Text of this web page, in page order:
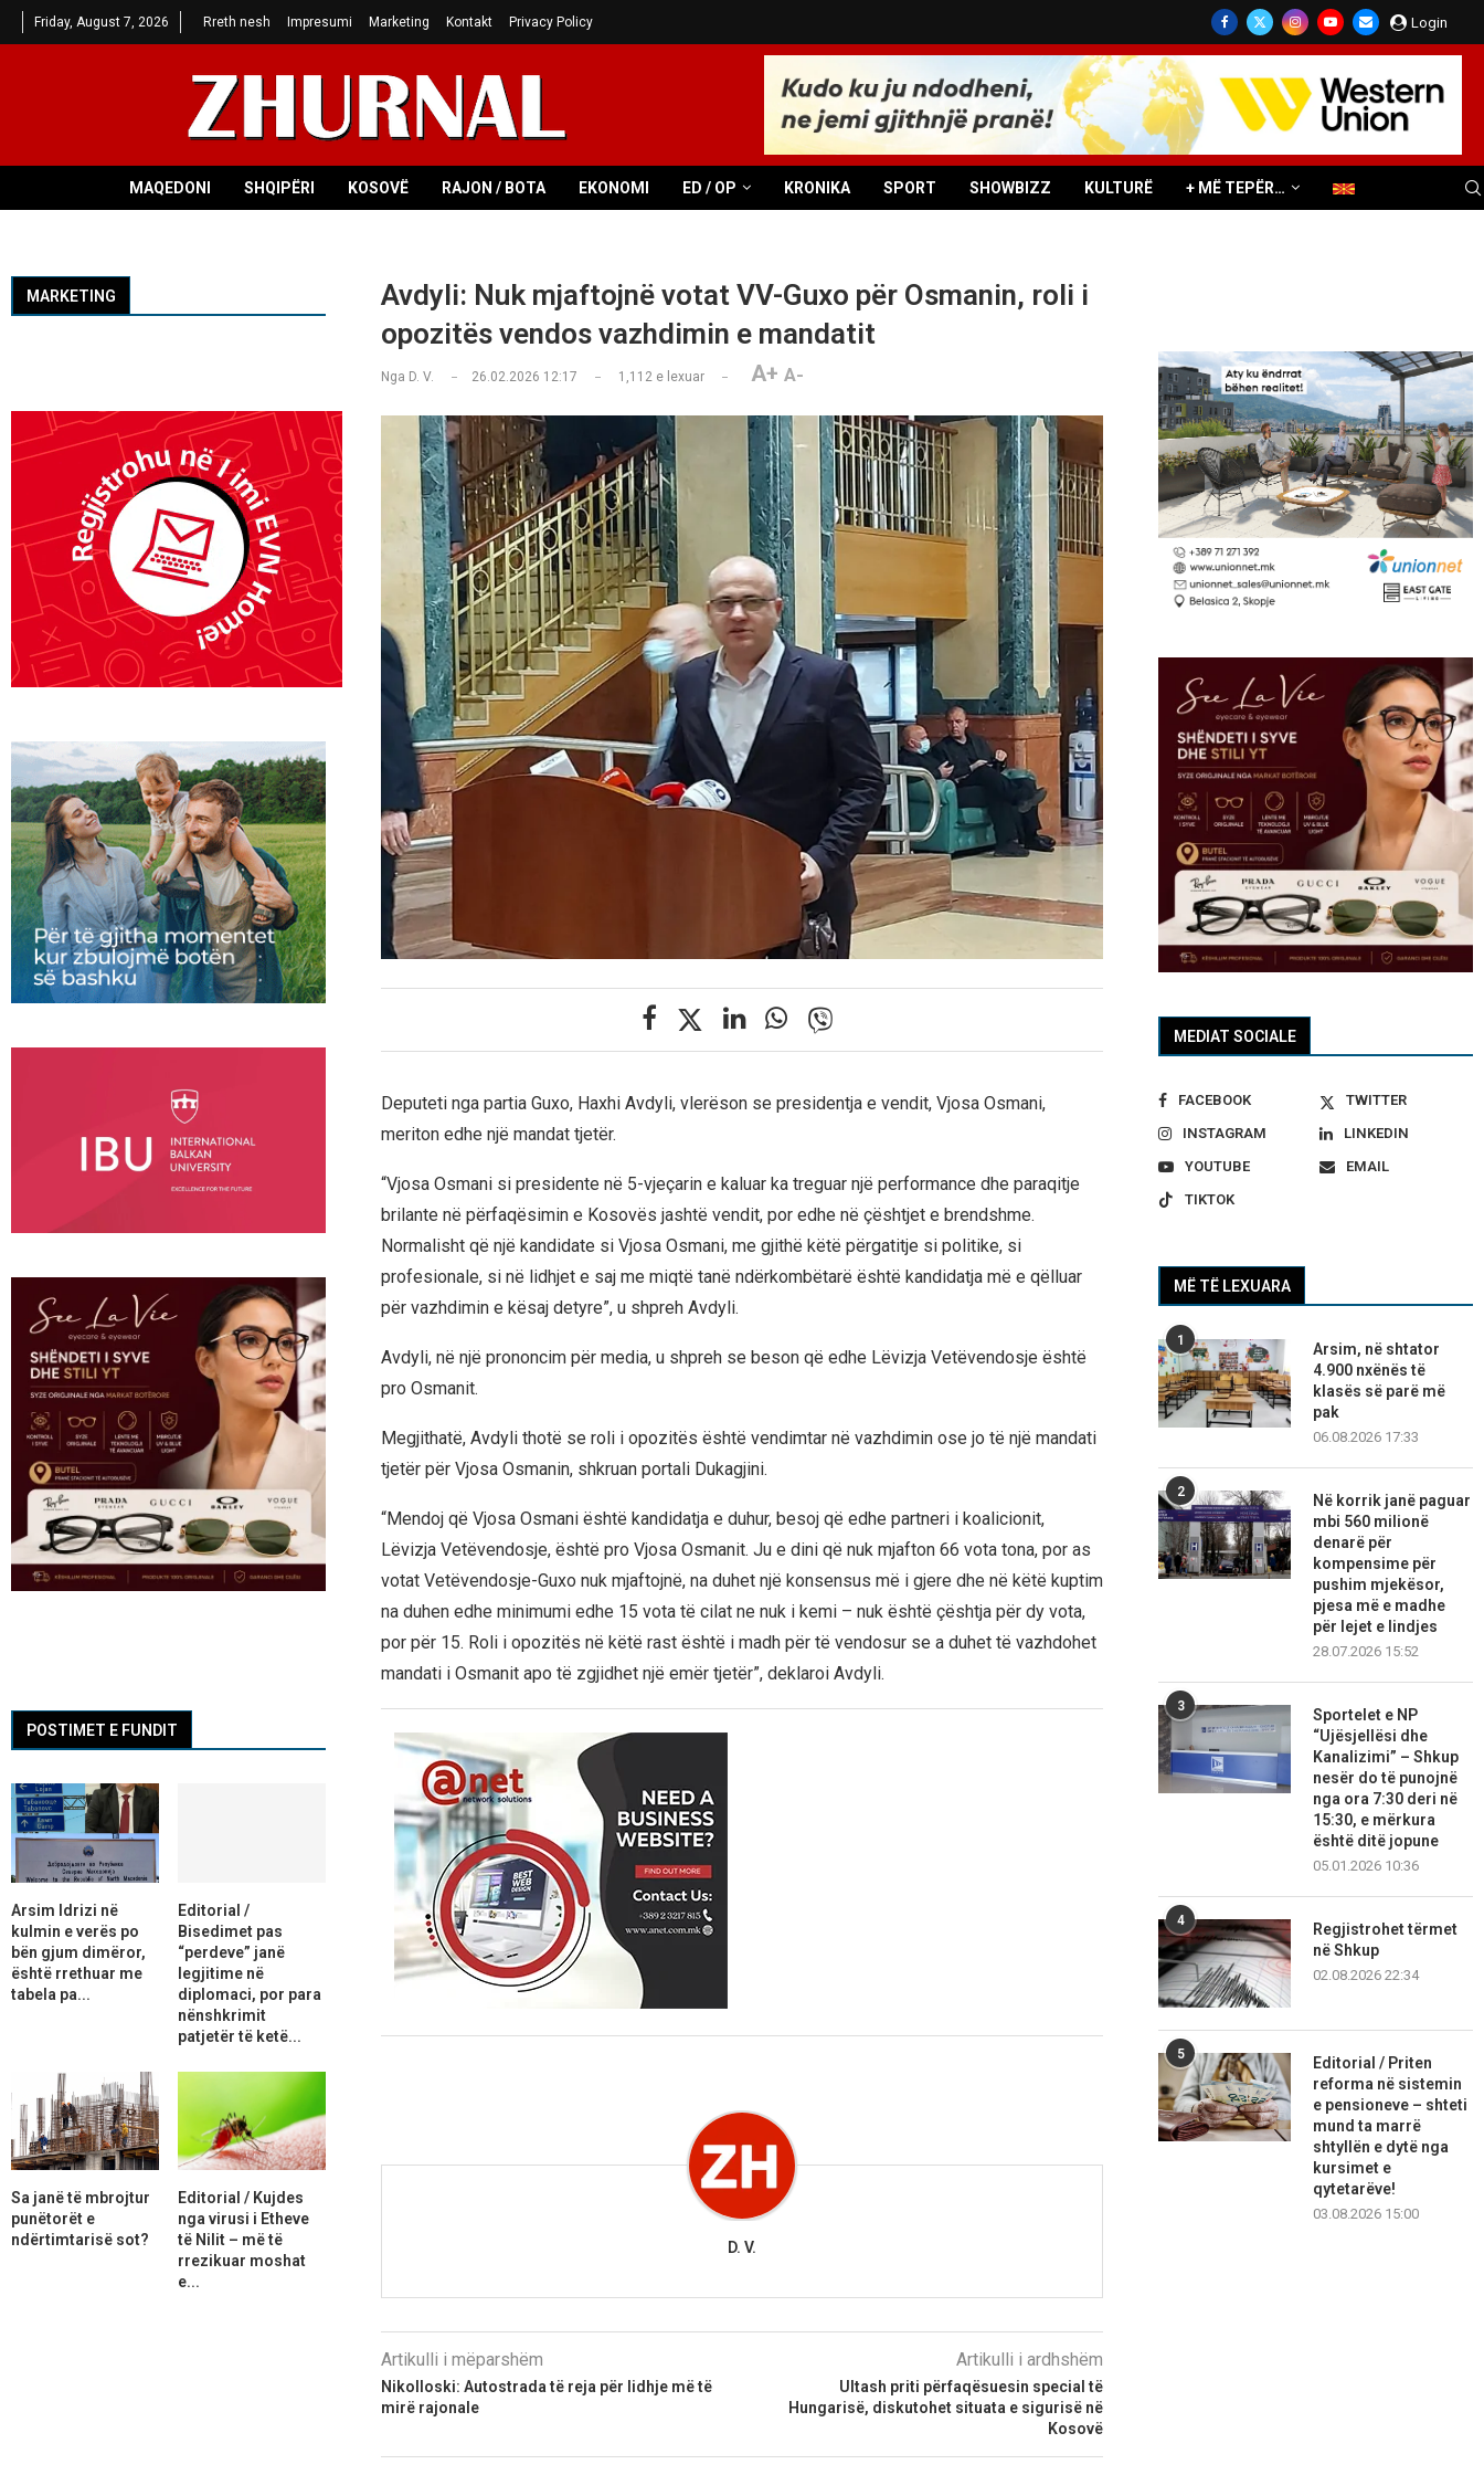
Friday, August 7, 2026 Rreth nesh Impresumi Marketing Kontakt Privacy Policy Login
MAQEDONI SHQIPËRI KOSOVË RAJON / BOTA EKONOMI ED / OP KRONIKA SPORT SHOWBIZZ KULTURË + MË TEPËR…
Avdyli: Nuk mjaftojnë votat VV-Guxo për Osmanin, roli i
opozitës vendos vazhdimin e mandatit
Nga D. V. 26.02.2026 12:17 1,112e lexuar A+ A-
Deputeti nga partia Guxo, Haxhi Avdyli, vlerëson se presidentja e vendit, Vjosa Osmani,
meriton edhe një mandat tjetër.
“Vjosa Osmani si presidente në 5-vjeçarin e kaluar ka treguar një performance dhe paraqitje
brilante në përfaqësimin e Kosovës jashtë vendit, por edhe në çështjet e brendshme.
Normalisht që një kandidate si Vjosa Osmani, me gjithë këtë përgatitje si politike, si
profesionale, si në lidhjet e saj me miqtë tanë ndërkombëtarë është kandidatja më e qëlluar
për vazhdimin e kësaj detyre”, u shpreh Avdyli.
Avdyli, në një prononcim për media, u shpreh se beson që edhe Lëvizja Vetëvendosje është
pro Osmanit.
Megjithatë, Avdyli thotë se roli i opozitës është vendimtar në vazhdimin ose jo të një mandati
tjetër për Vjosa Osmanin, shkruan portali Dukagjini.
“Mendoj që Vjosa Osmani është kandidatja e duhur, besoj që edhe partneri i koalicionit,
Lëvizja Vetëvendosje, është pro Vjosa Osmanit. Ju e dini që nuk mjafton 66 vota tona, por as
votat Vetëvendosje-Guxo nuk mjaftojnë, na duhet një konsensus më i gjere dhe në këtë kuptim
na duhen edhe minimumi edhe 15 vota të cilat ne nuk i kemi – nuk është çështja për dy vota,
por për 15. Roli i opozitës në këtë rast është i madh për të vendosur se a duhet të vazhdohet
mandati i Osmanit apo të zgjidhet një emër tjetër”, deklaroi Avdyli.
D. V.
Artikulli i mëparshëm
Nikolloski: Autostrada të reja për lidhje më të
mirë rajonale
Artikulli i ardhshëm
Ultash priti përfaqësuesin special të
Hungarisë, diskutohet situata e sigurisë në
Kosovë
MEDIAT SOCIALE
FACEBOOK
TWITTER
INSTAGRAM
LINKEDIN
YOUTUBE
EMAIL
TIKTOK
MË TË LEXUARA
1
Arsim, në shtator
4.900 nxënës të
klasës së parë më
pak
06.08.2026 17:33
2
Në korrik janë paguar
mbi 560 milionë
denarë për
kompensime për
pushim mjekësor,
pjesa më e madhe
për lejet e lindjes
28.07.2026 15:52
3
Sportelet e NP
“Ujësjellësi dhe
Kanalizimi” – Shkup
nesër do të punojnë
nga ora 7:30 deri në
15:30, e mërkura
është ditë jopune
05.01.2026 10:36
4
Regjistrohet tërmet
në Shkup
02.08.2026 22:34
5
Editorial / Priten
reforma në sistemin
e pensioneve – shteti
mund ta marrë
shtyllën e dytë nga
kursimet e
qytetarëve!
03.08.2026 15:00
MARKETING
POSTIMET E FUNDIT
Arsim Idrizi në
kulmin e verës po
bën gjum dimëror,
është rrethuar me
tabela pa...
Editorial /
Bisedimet pas
“perdeve” janë
legjitime në
diplomaci, por para
nënshkrimit
patjetër të ketë...
Sa janë të mbrojtur
punëtorët e
ndërtimtarisë sot?
Editorial / Kujdes
nga virusi i Etheve
të Nilit – më të
rrezikuar moshat
e...